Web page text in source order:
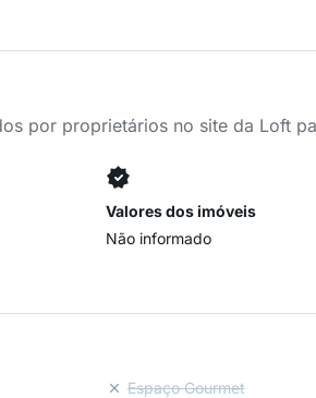
por proprietários no site da Loft
Valores dos imóveis
Não informado
Espaço Gourmet